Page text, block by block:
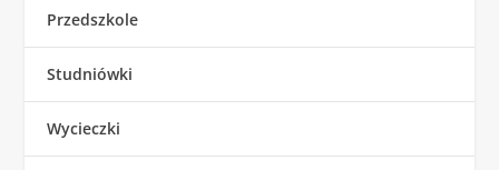
Przedszkole
Studniówki
Wycieczki